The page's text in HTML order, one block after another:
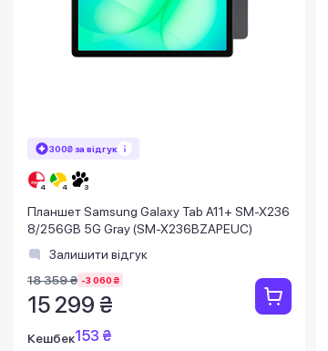
300₴ за відгук
Планшет Samsung Galaxy Tab A11+ SM-X236
8/256GB 5G Gray (SM-X236BZAPEUC)
Залишити відгук
18 359 ₴ -3 060 ₴
15 299 ₴
Кешбек153 ₴